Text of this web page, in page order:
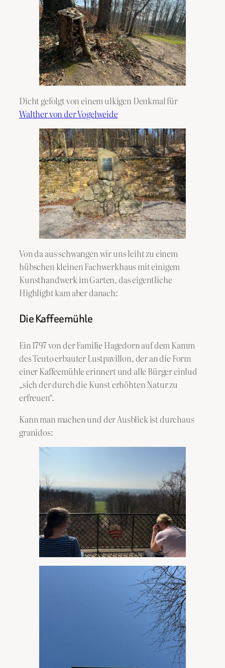
Dicht gefolgt von einem ulkigen Denkmal für
Walther von der Vogelweide
Von da aus schwangen wir uns leiht zu einem
hübschen kleinen Fachwerkhaus mit einigem
Kunsthandwerk im Garten, das eigentliche
Highlight kam aber danach:
Die Kaffeemühle
Ein 1797 von der Familie Hagedorn auf dem Kamm
des Teuto erbauter Lustpavillon, der an die Form
einer Kaffeemühle erinnert und alle Bürger einlud
„sich der durch die Kunst erhöhten Natur zu
erfreuen“.
Kann man machen und der Ausblick ist durchaus
granidos: